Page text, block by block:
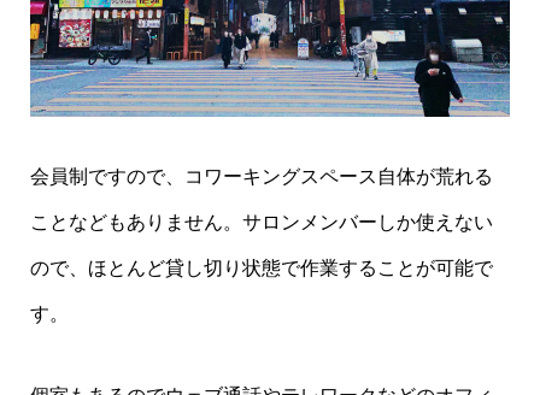
会員制ですので、コワーキングスペース自体が荒れる
ことなどもありません。サロンメンバーしか使えない
ので、ほとんど貸し切り状態で作業することが可能で
す。